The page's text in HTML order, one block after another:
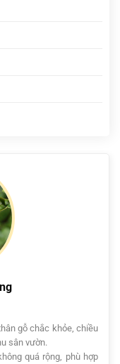
gỗ chắc khỏe, chiều
sân vườn.
quá rộng, phù hợp